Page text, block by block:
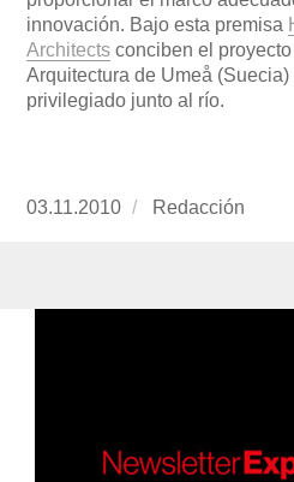
innovación. Bajo esta premisa
Architects conciben el
Arquitectura de Umeå
privilegiado junto al río.
Publicado
03.11.2010 https://
Redacción